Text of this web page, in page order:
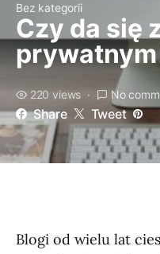
Bez kategorii
Czy da się
220 views No
Share Tweet
Blogi od wielu lat